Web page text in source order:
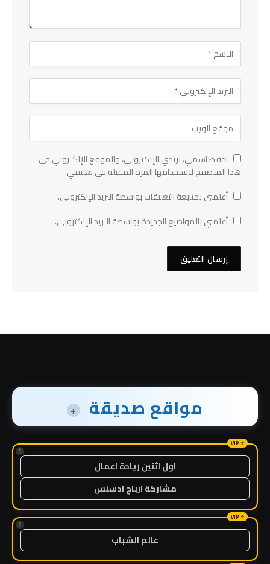
احفظ اسمي، بريدي الإلكتروني، والموقع الإلكتروني في
هذا المتصفح لاستخدامها المرة المقبلة في تعليقي.
أعلمني بمتابعة التعليقات بواسطة البريد الإلكتروني.
أعلمني بالمواضيع الجديدة بواسطة البريد الإلكتروني.
مواقع صديقة +
!
اول اثنين ريادة اعمال
مشاركة ارباح ادسنس
!
عالم الشباب